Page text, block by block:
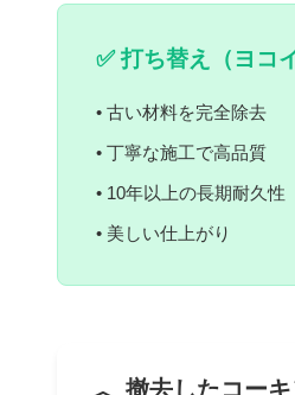
✅ 打ち替え（ヨコ
• 古い材料を完全除去
• 丁寧な施工で高品質
• 10年以上の長期耐久性
• 美しい仕上がり
撤去したコー